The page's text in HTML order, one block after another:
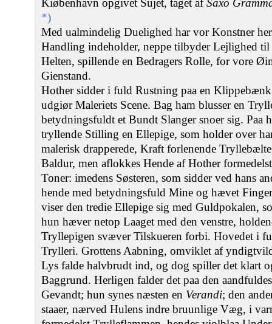
Kiøbenhavn opgivet Sujet, taget af Saxo
*)
Med ualmindelig Duelighed har vor Konstner
Handling indeholder, neppe tilbyder Lejlighed
Helten, spillende en Bedragers Rolle, for vore
Gienstand.
Hother sidder i fuld Rustning paa en
udgiør Maleriets Scene. Bag ham blusser en
betydningsfuldt et Bundt Slanger snoer sig. Paa
tryllende Stilling en Ellepige, som holder over
malerisk drapperede, Kraft forlenende
Baldur, men aflokkes Hende af Hother
Toner: imedens Søsteren, som sidder ved hans
hende med betydningsfuld Mine og hævet
viser den tredie Ellepige sig med Guldpokalen,
hun hæver netop Laaget med den venstre,
Tryllepigen svæver Tilskueren forbi. Hovedet i
Trylleri. Grottens Aabning, omviklet af
Lys falde halvbrudt ind, og dog spiller det klart
Baggrund. Herligen falder det paa den
Gevandt; hun synes næsten en Verandi; den
staaer, nærved Hulens indre bruunlige Væg, i